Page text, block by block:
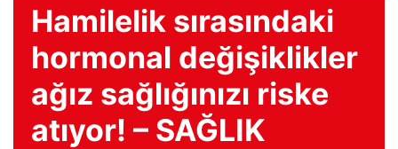
Hamilelik sırasındaki
hormonal değişiklikler
ağız sağlığınızı riske
atıyor! – SAĞLIK